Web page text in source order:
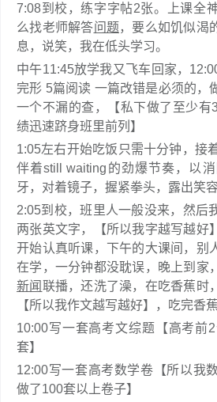
7:08到校，练字字帖2张。上课全
么找老师解答问题 ，要么如饥似渴
息，说笑，我在低头学习。
中午11:45放学我又飞车回家，
完形 5篇阅读 一篇改错是必须的，
一个不漏的查，【私下做了至少有
绩迅速跻身班里前列】
1:05左右开始吃饭只需十分钟，接
伴着still waiting的劲爆节奏，以
牙，对着镜子，握紧拳头，露出笑
2:05到校，班里人一般没来，然后
两张英文字，【所以我字越写越好
开始认真听课，下午的大课间，别
在学，一分钟都没耽误，晚上到家
新闻 联播，还洗了澡，在吃香蕉时
【所以我作文越写越好】，吃完香
10:00写一套高考文综题【高考前
套】
12:00写一套高考数学卷【所以我
做了100套以上卷子】